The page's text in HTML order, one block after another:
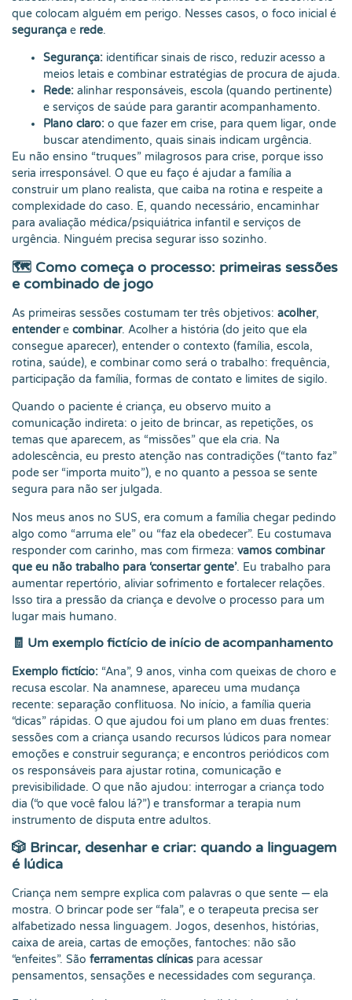
que colocam alguém em perigo. Nesses casos, o foco inicial é
segurança e rede.
Segurança: identificar sinais de risco, reduzir acesso a
meios letais e combinar estratégias de procura de ajuda.
Rede: alinhar responsáveis, escola (quando pertinente)
e serviços de saúde para garantir acompanhamento.
Plano claro: o que fazer em crise, para quem ligar, onde
buscar atendimento, quais sinais indicam urgência.
Eu não ensino “truques” milagrosos para crise, porque isso
seria irresponsável. O que eu faço é ajudar a família a
construir um plano realista, que caiba na rotina e respeite a
complexidade do caso. E, quando necessário, encaminhar
para avaliação médica/psiquiátrica infantil e serviços de
urgência. Ninguém precisa segurar isso sozinho.
🗺️ Como começa o processo: primeiras sessões
e combinado de jogo
As primeiras sessões costumam ter três objetivos: acolher,
entendere combinar. Acolher a história (do jeito que ela
consegue aparecer), entender o contexto (família, escola,
rotina, saúde), e combinar como será o trabalho: frequência,
participação da família, formas de contato e limites de sigilo.
Quando o paciente é criança, eu observo muito a
comunicação indireta: o jeito de brincar, as repetições, os
temas que aparecem, as “missões” que ela cria. Na
adolescência, eu presto atenção nas contradições (“tanto faz”
pode ser “importa muito”), e no quanto a pessoa se sente
segura para não ser julgada.
Nos meus anos no SUS, era comum a família chegar pedindo
algo como “arruma ele” ou “faz ela obedecer”. Eu costumava
responder com carinho, mas com firmeza: vamos combinar
que eu não trabalho para ‘consertar gente’. Eu trabalho para
aumentar repertório, aliviar sofrimento e fortalecer relações.
Isso tira a pressão da criança e devolve o processo para um
lugar mais humano.
🧾 Um exemplo fictício de início de acompanhamento
Exemplo fictício: “Ana”, 9 anos, vinha com queixas de choro e
recusa escolar. Na anamnese, apareceu uma mudança
recente: separação conflituosa. No início, a família queria
“dicas” rápidas. O que ajudou foi um plano em duas frentes:
sessões com a criança usando recursos lúdicos para nomear
emoções e construir segurança; e encontros periódicos com
os responsáveis para ajustar rotina, comunicação e
previsibilidade. O que não ajudou: interrogar a criança todo
dia (“o que você falou lá?”) e transformar a terapia num
instrumento de disputa entre adultos.
🎲 Brincar, desenhar e criar: quando a linguagem
é lúdica
Criança nem sempre explica com palavras o que sente — ela
mostra. O brincar pode ser “fala”, e o terapeuta precisa ser
alfabetizado nessa linguagem. Jogos, desenhos, histórias,
caixa de areia, cartas de emoções, fantoches: não são
“enfeites”. São ferramentas clínicas para acessar
pensamentos, sensações e necessidades com segurança.